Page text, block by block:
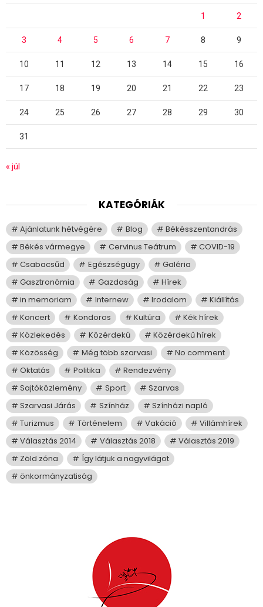
1 2
3 4 5 6 7 8 9
10 11 12 13 14 15 16
17 18 19 20 21 22 23
24 25 26 27 28 29 30
31
« júl
KATEGÓRIÁK
Ajánlatunk hétvégére Blog
Békésszentandrás
Békés vármegye
Cervinus Teátrum
COVID-19
Csabacsűd
Egészségügy
Galéria
Gasztronómia
Gazdaság
Hírek
in memoriam
Internew Irodalom
Kiállítás
Koncert
Kondoros Kultúra
Kék hírek
Közlekedés
Közérdekű
Közérdekű hírek
Közösség
Még több szarvasi
No comment
Oktatás
Politika
Rendezvény
Sajtóközlemény
Sport
Szarvas
Szarvasi Járás
Színház
Színházi napló
Turizmus
Történelem Vakáció
Villámhírek
Választás 2014
Választás 2018
Választás 2019
Zöld zóna
Így látjuk a nagyvilágot
önkormányzatiság